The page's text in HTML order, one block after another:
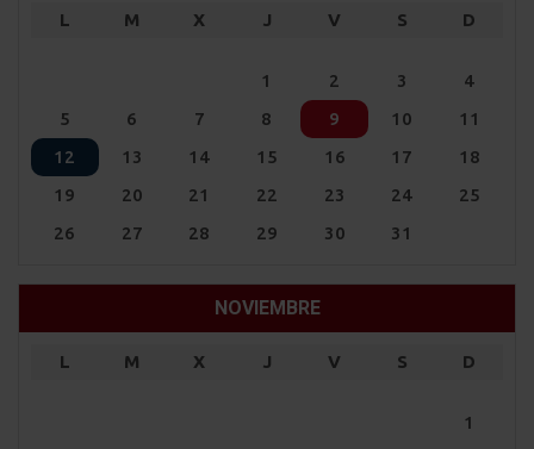
L M X J V S D
1 2 3
4
5
6 7 8 9 10
11
12
13 14 15 16 17
18
19
20 21 22 23 24
25
26
27 28 29 30 31
NOVIEMBRE
L M X J V S D
1